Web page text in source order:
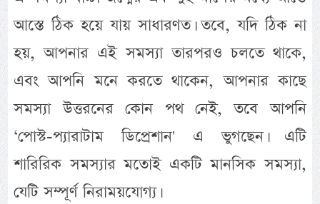
আস্তে ঠিক হয়ে যায় সাধারণত। তবে, যদি ঠিক না
হয়, আপনার এই সমস্যা তারপরও চলতে থাকে,
এবং আপনি মনে করতে থাকেন, আপনার কাছে
সমস্যা উত্তরনের কোন পথ নেই, তবে আপনি
‘পোস্ট-প্যারাটাম ডিপ্রেশান' এ ভুগছেন। এটি
শারিরিক সমস্যার মতোই একটি মানসিক সমস্যা,
যেটি সম্পূর্ণ নিরাময়যোগ্য।